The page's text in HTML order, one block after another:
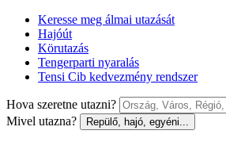
Keresse meg álmai utazását
Hajóút
Körutazás
Tengerparti nyaralás
Tensi Cib kedvezmény rendszer
Hova szeretne utazni?
Mivel utazna?
Repülő, hajó, egyéni...